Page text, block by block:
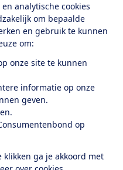
analytische cookies
om bepaalde
en gebruik te kunnen
om:
onze site te kunnen
informatie op onze
geven.
op
klikken ga je akkoord met
Privacyverklaring
Instagram
YoutubeLinkedIn